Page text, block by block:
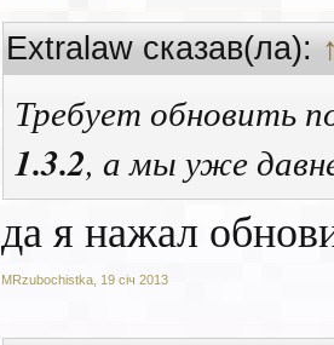
Extralaw сказав(ла):
Требует обновить
1.3.2, а мы уже
да я нажал
MRzubochistka 19 січ 2013